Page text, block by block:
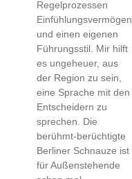
Regelprozessen
Einfühlungsvermögen
und einen eigenen
Führungsstil. Mir hilft
es ungeheuer, aus
der Region zu sein,
eine Sprache mit den
Entscheidern zu
sprechen. Die
berühmt-berüchtigte
Berliner Schnauze ist
für Außenstehende